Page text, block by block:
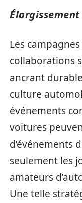
Les
collaborations
ancrant
culture
événements
voitures
d’événements
seulement les
amateurs
Une telle